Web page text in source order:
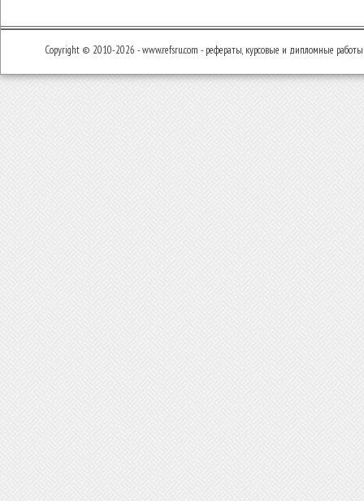
Copyright © 2010-2026 - www.refsru.com - рефераты, курсовые и дипломные работы